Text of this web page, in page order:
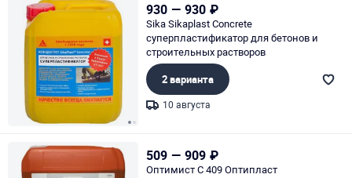
930 — 930 ₽
Sika Sikaplast Concrete
суперпластификатор для бетонов и
строительных растворов
2 варианта
10 августа
509 — 909 ₽
Оптимист C 409 Оптипласт